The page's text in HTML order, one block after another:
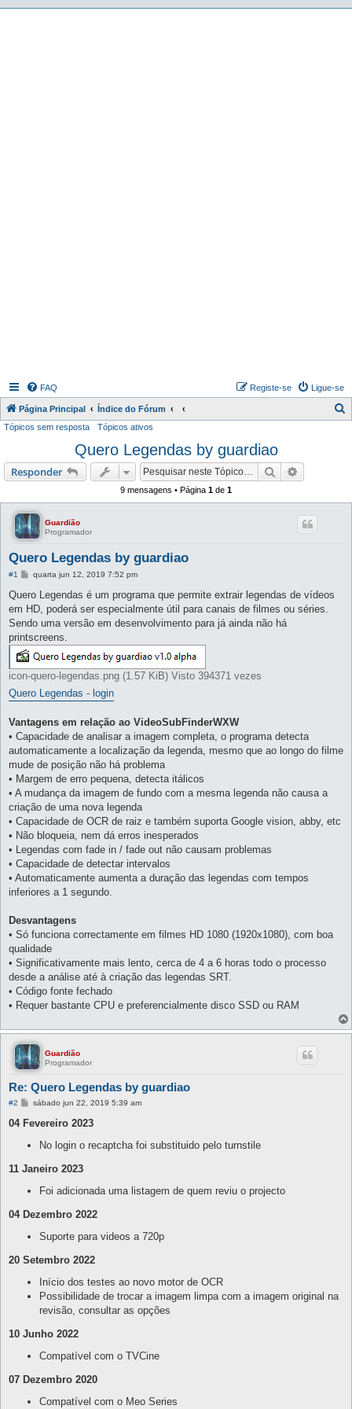
FAQ Ligue-se
Registe-se
Página Principal Índice do Fórum
i
Tópicos sem resposta Tópicos ativos
Quero Legendas by guardiao
Responder Pesquisar
9 mensagens • Página 1 de 1
Guardião
Programador
Quero Legendas by guardiao
#1
M
n
a
g
m
quarta jun 12, 2019 7:52 pm
Quero Legendas é um programa que permite extrair legendas de vídeos
em HD, poderá ser especialmente útil para canais de filmes ou séries.
Sendo uma versão em desenvolvimento para já ainda não há
printscreens.
icon-quero-legendas.png (1.57 KiB) Visto 394371 vezes
Quero Legendas - login
Vantagens em relação ao VideoSubFinderWXW
• Capacidade de analisar a imagem completa, o programa detecta
automaticamente a localização da legenda, mesmo que ao longo do filme
mude de posição não há problema
• Margem de erro pequena, detecta itálicos
• A mudança da imagem de fundo com a mesma legenda não causa a
criação de uma nova legenda
• Capacidade de OCR de raiz e também suporta Google vision, abby, etc
• Não bloqueia, nem dá erros inesperados
• Legendas com fade in / fade out não causam problemas
• Capacidade de detectar intervalos
• Automaticamente aumenta a duração das legendas com tempos
inferiores a 1 segundo.
Desvantagens
• Só funciona correctamente em filmes HD 1080 (1920x1080), com boa
qualidade
• Significativamente mais lento, cerca de 4 a 6 horas todo o processo
desde a análise até à criação das legendas SRT.
• Código fonte fechado
• Requer bastante CPU e preferencialmente disco SSD ou RAM
Guardião
Programador
Re: Quero Legendas by guardiao
#2
M
n
g
m
sábado jun 22, 2019 5:39 am
04 Fevereiro 2023
No login o recaptcha foi substituido pelo turnstile
11 Janeiro 2023
Foi adicionada uma listagem de quem reviu o projecto
04 Dezembro 2022
Suporte para videos a 720p
20 Setembro 2022
Início dos testes ao novo motor de OCR
Possibilidade de trocar a imagem limpa com a imagem original na
revisão, consultar as opções
10 Junho 2022
Compatível com o TVCine
07 Dezembro 2020
Compatível com o Meo Series